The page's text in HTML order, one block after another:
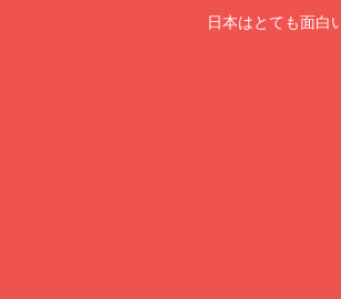
日本はとても面白